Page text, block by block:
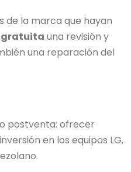
de la marca que hayan
gratuita una revisión y
una reparación del
postventa: ofrecer
en los equipos LG,